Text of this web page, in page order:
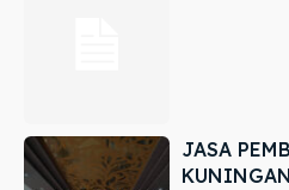
JASA
KUNINGAN